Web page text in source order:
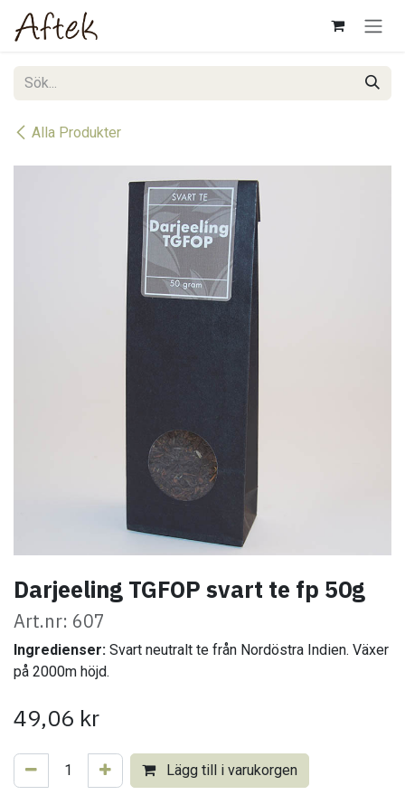
Hoppa till innehåll
Alla Produkter
Darjeeling TGFOP svart te fp 50g
Art.nr: 607
Ingredienser: Svart neutralt te från Nordöstra Indien. Växer
på 2000m höjd.
49,06 kr
Lägg till i varukorgen